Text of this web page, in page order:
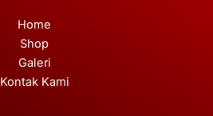
Home
Shop
Galeri
Kontak Kami